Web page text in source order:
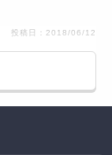
投稿日： 2018/06/12